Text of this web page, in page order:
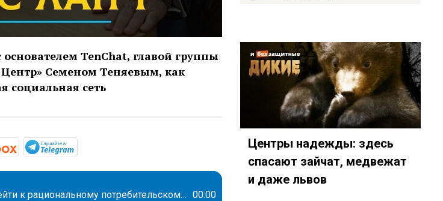
TenChat, главой группы
Семеном Теняевым, как
социальная сеть
бизнес-ланч/id1656217113
album/24174699
https://castbox.fm/channel/id5223698
https://t.me/mavestreambot/app?startapp=biznes-lanch_105_player
Мы должны от импортозамещения перейти к рациональному потребительскому патриотизму 00:00
Центры надежды: здесь
спасают зайчат, медвежат
и даже львов